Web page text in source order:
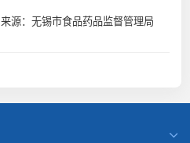
来源：无锡市食品药品监督管理局